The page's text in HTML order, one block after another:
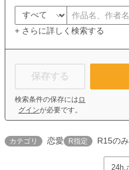
+ さらに詳しく検索する
保存する
検索条件の保存には ロ
グインが必要です。
カテゴリ 恋愛 R指定 R15のみ